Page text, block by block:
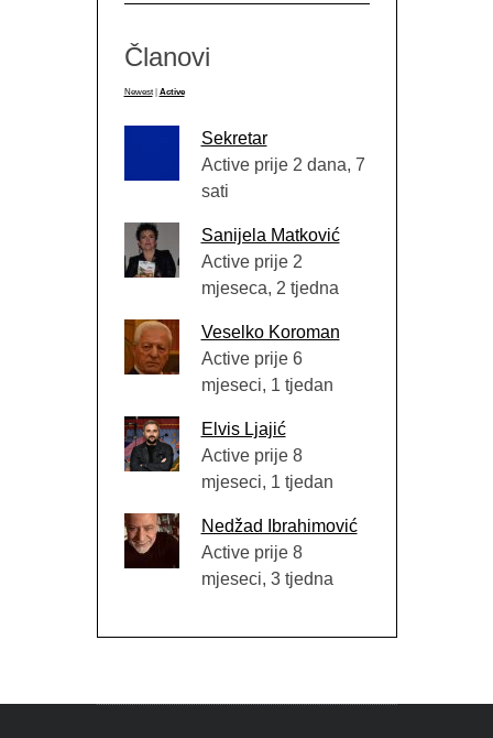
Članovi
Newest Active
Sekretar
Active prije 2 dana, 7
sati
Sanijela Matković
Active prije 2
mjeseca, 2 tjedna
Veselko Koroman
Active prije 6
mjeseci, 1 tjedan
Elvis Ljajić
Active prije 8
mjeseci, 1 tjedan
Nedžad Ibrahimović
Active prije 8
mjeseci, 3 tjedna